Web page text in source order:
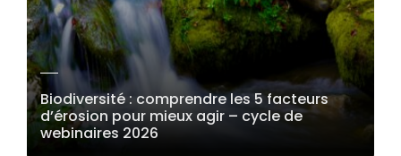
Biodiversité : comprendre les 5 facteurs
d’érosion pour mieux agir – cycle de
webinaires 2026